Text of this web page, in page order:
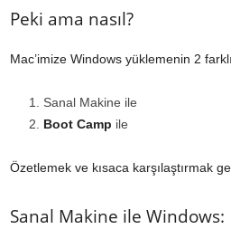
Peki ama nasıl?
Mac’imize Windows yüklemenin 2
Sanal Makine ile
Boot Camp ile
Özetlemek ve kısaca karşılaştırmak
Sanal Makine ile Windows: